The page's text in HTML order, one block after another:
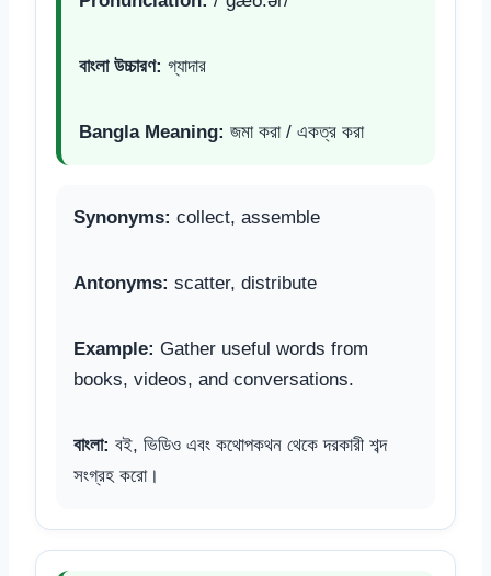
বাংলা উচ্চারণ: গ্যাদার
Bangla Meaning: জমা করা / একত্র করা
Synonyms: collect, assemble
Antonyms: scatter, distribute
Example: Gather useful words from
books, videos, and conversations.
বাংলা: বই, ভিডিও এবং কথোপকথন থেকে দরকারী শব্দ
সংগ্রহ করো।